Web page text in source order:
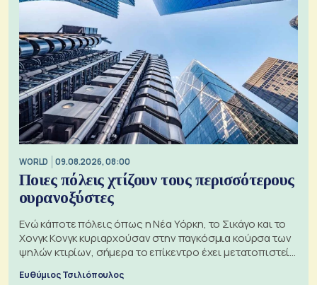
WORLD 09.08.2026, 08:00
Ποιες πόλεις χτίζουν τους περισσότερους
ουρανοξύστες
Ενώ κάποτε πόλεις όπως η Νέα Υόρκη, το Σικάγο και το
Χονγκ Κονγκ κυριαρχούσαν στην παγκόσμια κούρσα των
ψηλών κτιρίων, σήμερα το επίκεντρο έχει μετατοπιστεί
προς την Ασία
Ευθύμιος Τσιλιόπουλος